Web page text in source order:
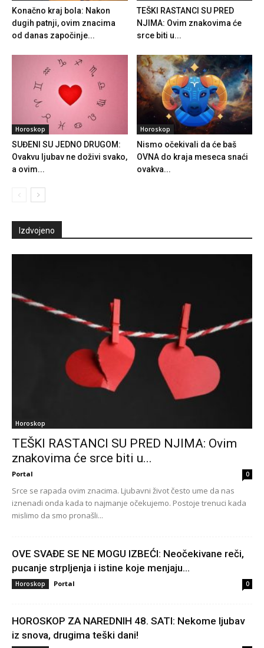
Konačno kraj bola: Nakon
dugih patnji, ovim znacima
od danas započinje...
TEŠKI RASTANCI SU PRED
NJIMA: Ovim znakovima će
srce biti u...
Horoskop
SUĐENI SU JEDNO DRUGOM:
Ovakvu ljubav ne doživi svako,
a ovim...
Horoskop
Nismo očekivali da će baš
OVNA do kraja meseca snaći
ovakva...
Izdvojeno
Horoskop
TEŠKI RASTANCI SU PRED NJIMA: Ovim
znakovima će srce biti u...
Portal 0
Srce se rapada ovim znacima. Ljubavni život često ume da nas
iznenadi onda kada to najmanje očekujemo. Postoje trenuci kada
mislimo da smo pronašli...
OVE SVAĐE SE NE MOGU IZBEĆI: Neočekivane reči,
pucanje strpljenja i istine koje menjaju...
Horoskop Portal 0
HOROSKOP ZA NAREDNIH 48. SATI: Nekome ljubav
iz snova, drugima teški dani!